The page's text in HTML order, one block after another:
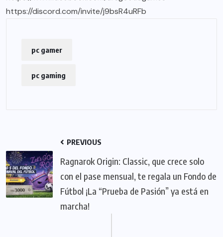
https://discord.com/invite/j9bsR4uRFb
pc gamer
pc gaming
PREVIOUS
Ragnarok Origin: Classic, que crece solo
con el pase mensual, te regala un Fondo de
Fútbol ¡La “Prueba de Pasión” ya está en
marcha!